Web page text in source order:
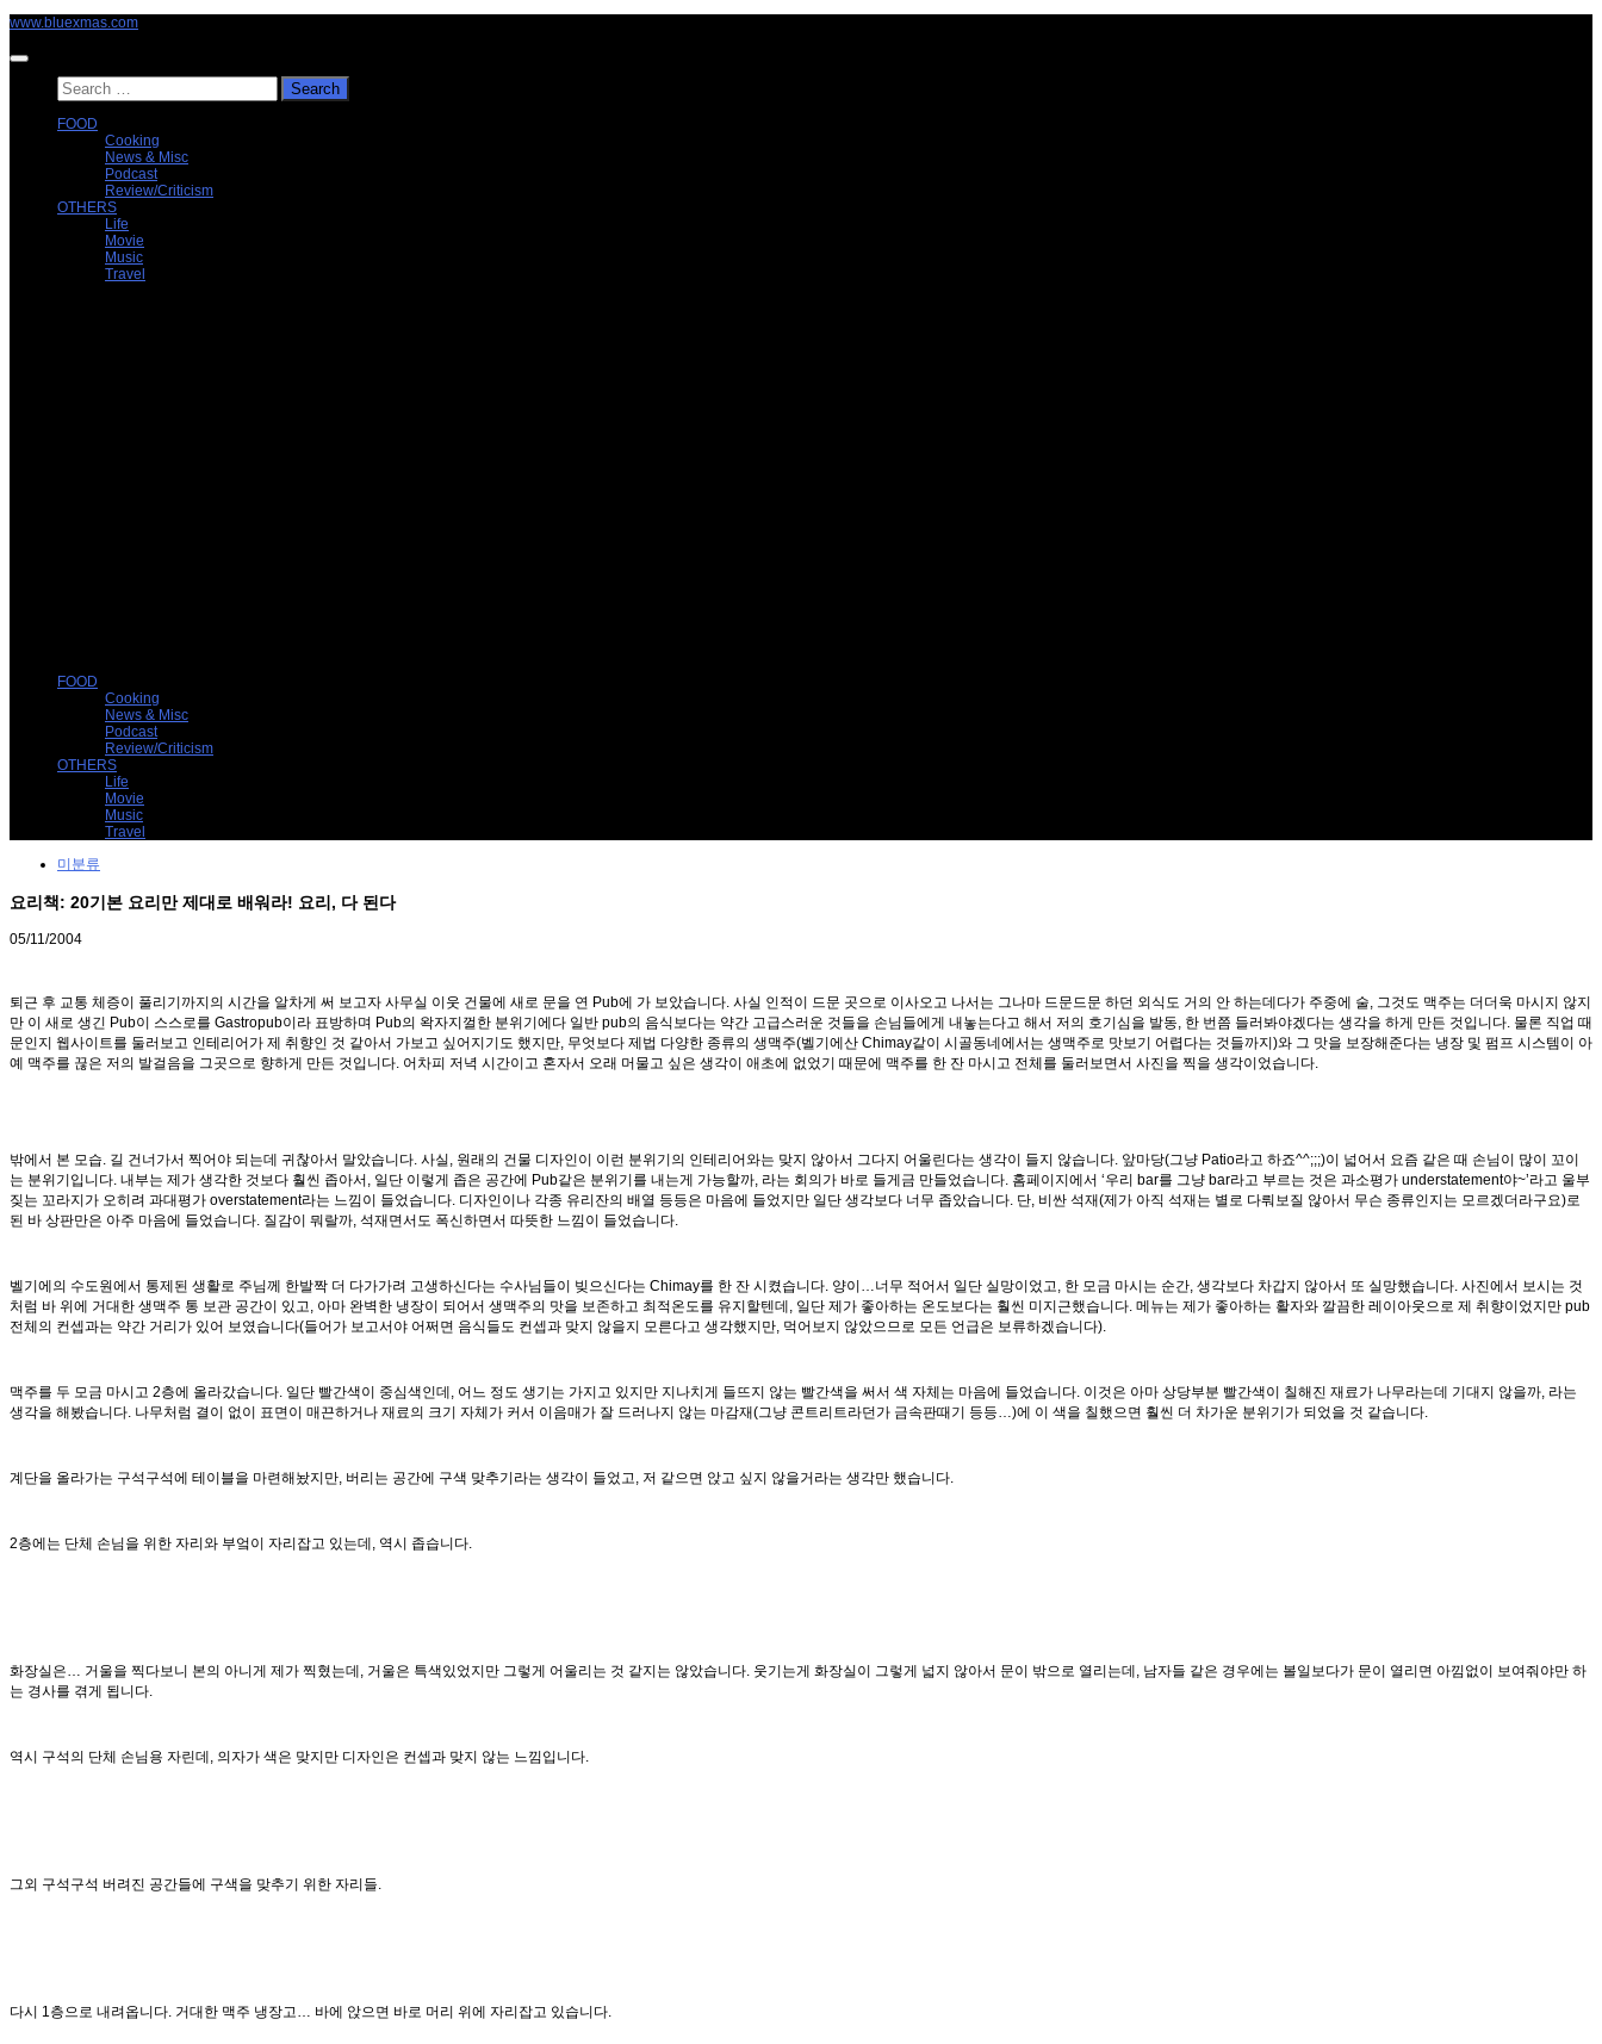
Skip
content
www.bluexmas.com
Search
for:
FOOD
Cooking
News & Misc
Podcast
Review/Criticism
OTHERS
Life
Movie
Music
Travel
FOOD
Cooking
News & Misc
Podcast
Review/Criticism
OTHERS
Life
Movie
Music
Travel
미분류
요리책: 20기본 요리만 제대로 배워라! 요리, 다 된다
05/11/2004
퇴근 후 교통 체증이 풀리기까지의 시간을 알차게 써 보고자 사무실 이웃 건물에 새로 문을 연 Pub에 가 보았습니다. 사실 인적이 드문 곳으로 이사오고 나서는 그나마 드문드문 하던 외식도 거의 안 하는데다가 주중에 술, 그것도 맥주는 더더욱 마시지 않지
만 이 새로 생긴 Pub이 스스로를 Gastropub이라 표방하며 Pub의 왁자지껄한 분위기에다 일반 pub의 음식보다는 약간 고급스러운 것들을 손님들에게 내놓는다고 해서 저의 호기심을 발동, 한 번쯤 들러봐야겠다는 생각을 하게 만든 것입니다. 물론 직업 때
문인지 웹사이트를 둘러보고 인테리어가 제 취향인 것 같아서 가보고 싶어지기도 했지만, 무엇보다 제법 다양한 종류의 생맥주(벨기에산 Chimay같이 시골동네에서는 생맥주로 맛보기 어렵다는 것들까지)와 그 맛을 보장해준다는 냉장 및 펌프 시스템이 아
예 맥주를 끊은 저의 발걸음을 그곳으로 향하게 만든 것입니다. 어차피 저녁 시간이고 혼자서 오래 머물고 싶은 생각이 애초에 없었기 때문에 맥주를 한 잔 마시고 전체를 둘러보면서 사진을 찍을 생각이었습니다.
밖에서 본 모습. 길 건너가서 찍어야 되는데 귀찮아서 말았습니다. 사실, 원래의 건물 디자인이 이런 분위기의 인테리어와는 맞지 않아서 그다지 어울린다는 생각이 들지 않습니다. 앞마당(그냥 Patio라고 하죠^^;;;)이 넓어서 요즘 같은 때 손님이 많이 꼬이
는 분위기입니다. 내부는 제가 생각한 것보다 훨씬 좁아서, 일단 이렇게 좁은 공간에 Pub같은 분위기를 내는게 가능할까, 라는 회의가 바로 들게금 만들었습니다. 홈페이지에서 ‘우리 bar를 그냥 bar라고 부르는 것은 과소평가 understatement야~’라고 울부
짖는 꼬라지가 오히려 과대평가 overstatement라는 느낌이 들었습니다. 디자인이나 각종 유리잔의 배열 등등은 마음에 들었지만 일단 생각보다 너무 좁았습니다. 단, 비싼 석재(제가 아직 석재는 별로 다뤄보질 않아서 무슨 종류인지는 모르겠더라구요)로
된 바 상판만은 아주 마음에 들었습니다. 질감이 뭐랄까, 석재면서도 폭신하면서 따뜻한 느낌이 들었습니다.
벨기에의 수도원에서 통제된 생활로 주님께 한발짝 더 다가가려 고생하신다는 수사님들이 빚으신다는 Chimay를 한 잔 시켰습니다. 양이…너무 적어서 일단 실망이었고, 한 모금 마시는 순간, 생각보다 차갑지 않아서 또 실망했습니다. 사진에서 보시는 것
처럼 바 위에 거대한 생맥주 통 보관 공간이 있고, 아마 완벽한 냉장이 되어서 생맥주의 맛을 보존하고 최적온도를 유지할텐데, 일단 제가 좋아하는 온도보다는 훨씬 미지근했습니다. 메뉴는 제가 좋아하는 활자와 깔끔한 레이아웃으로 제 취향이었지만 pub
전체의 컨셉과는 약간 거리가 있어 보였습니다(들어가 보고서야 어쩌면 음식들도 컨셉과 맞지 않을지 모른다고 생각했지만, 먹어보지 않았으므로 모든 언급은 보류하겠습니다).
맥주를 두 모금 마시고 2층에 올라갔습니다. 일단 빨간색이 중심색인데, 어느 정도 생기는 가지고 있지만 지나치게 들뜨지 않는 빨간색을 써서 색 자체는 마음에 들었습니다. 이것은 아마 상당부분 빨간색이 칠해진 재료가 나무라는데 기대지 않을까, 라는
생각을 해봤습니다. 나무처럼 결이 없이 표면이 매끈하거나 재료의 크기 자체가 커서 이음매가 잘 드러나지 않는 마감재(그냥 콘트리트라던가 금속판때기 등등…)에 이 색을 칠했으면 훨씬 더 차가운 분위기가 되었을 것 같습니다.
계단을 올라가는 구석구석에 테이블을 마련해놨지만, 버리는 공간에 구색 맞추기라는 생각이 들었고, 저 같으면 앉고 싶지 않을거라는 생각만 했습니다.
2층에는 단체 손님을 위한 자리와 부엌이 자리잡고 있는데, 역시 좁습니다.
화장실은… 거울을 찍다보니 본의 아니게 제가 찍혔는데, 거울은 특색있었지만 그렇게 어울리는 것 같지는 않았습니다. 웃기는게 화장실이 그렇게 넓지 않아서 문이 밖으로 열리는데, 남자들 같은 경우에는 볼일보다가 문이 열리면 아낌없이 보여줘야만 하
는 경사를 겪게 됩니다.
역시 구석의 단체 손님용 자린데, 의자가 색은 맞지만 디자인은 컨셉과 맞지 않는 느낌입니다.
그외 구석구석 버려진 공간들에 구색을 맞추기 위한 자리들.
다시 1층으로 내려옵니다. 거대한 맥주 냉장고… 바에 앉으면 바로 머리 위에 자리잡고 있습니다.